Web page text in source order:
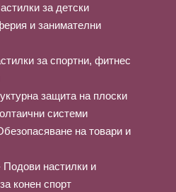
за детски
и занимателни
за спортни, фитнес
защита на плоски
системи
на товари и
настилки и
конен спорт